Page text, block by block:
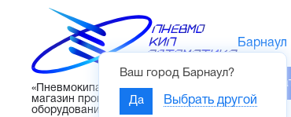
«Пневмокипавтоматика» – интернет-
магазин промышленного
оборудования
Барнаул
Ваш город Барнаул?
Да Выбрать другой